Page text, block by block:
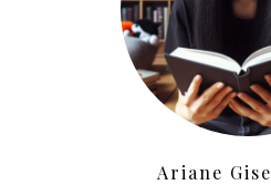
Ariane